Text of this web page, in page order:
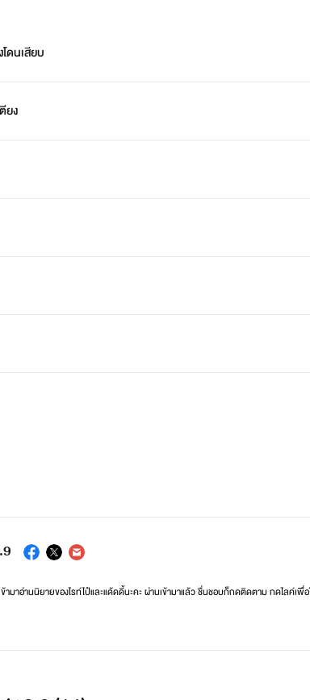
ดนเสียบ
ยง
อ่านนิยายของไรท์ไป๋และแด้ดดี้นะคะ ผ่านเข้ามาแล้ว ชื่นชอบก็กดติดตาม กดไลค์เพื่อ